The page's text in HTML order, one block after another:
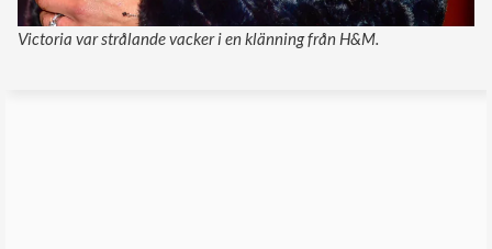
Victoria var strålande vacker i en klänning från H&M.